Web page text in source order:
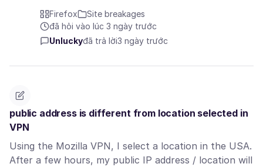
Firefox
Site breakages
đã hỏi vào lúc 3 ngày trước
Unluckyđã trả lời3 ngày trước
public address is different from location selected in
VPN
Using the Mozilla VPN, I select a location in the USA.
After a few hours, my public IP address / location will